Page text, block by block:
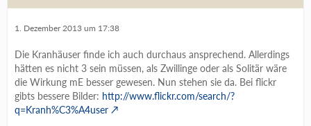
1. Dezember 2013 um 17:38
Die Kranhäuser finde ich auch durchaus ansprechend. Allerdings
hätten es nicht 3 sein müssen, als Zwillinge oder als Solitär wäre
die Wirkung mE besser gewesen. Nun stehen sie da. Bei flickr
gibts bessere Bilder: http://www.flickr.com/search/?
q=Kranh%C3%A4user